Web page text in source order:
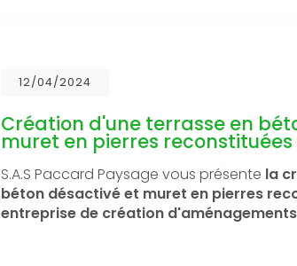
12/04/2024
Création d'une terrasse en
muret en pierres reconstituées
S.A.S Paccard Paysage vous présente la
béton désactivé et muret en pierres
entreprise de création